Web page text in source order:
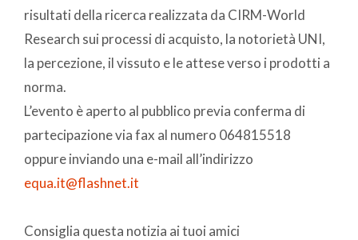
risultati della ricerca realizzata da CIRM-World
Research sui processi di acquisto, la notorietà UNI,
la percezione, il vissuto e le attese verso i prodotti a
norma.
L’evento è aperto al pubblico previa conferma di
partecipazione via fax al numero 064815518
oppure inviando una e-mail all’indirizzo
equa.it@flashnet.it
Consiglia questa notizia ai tuoi amici